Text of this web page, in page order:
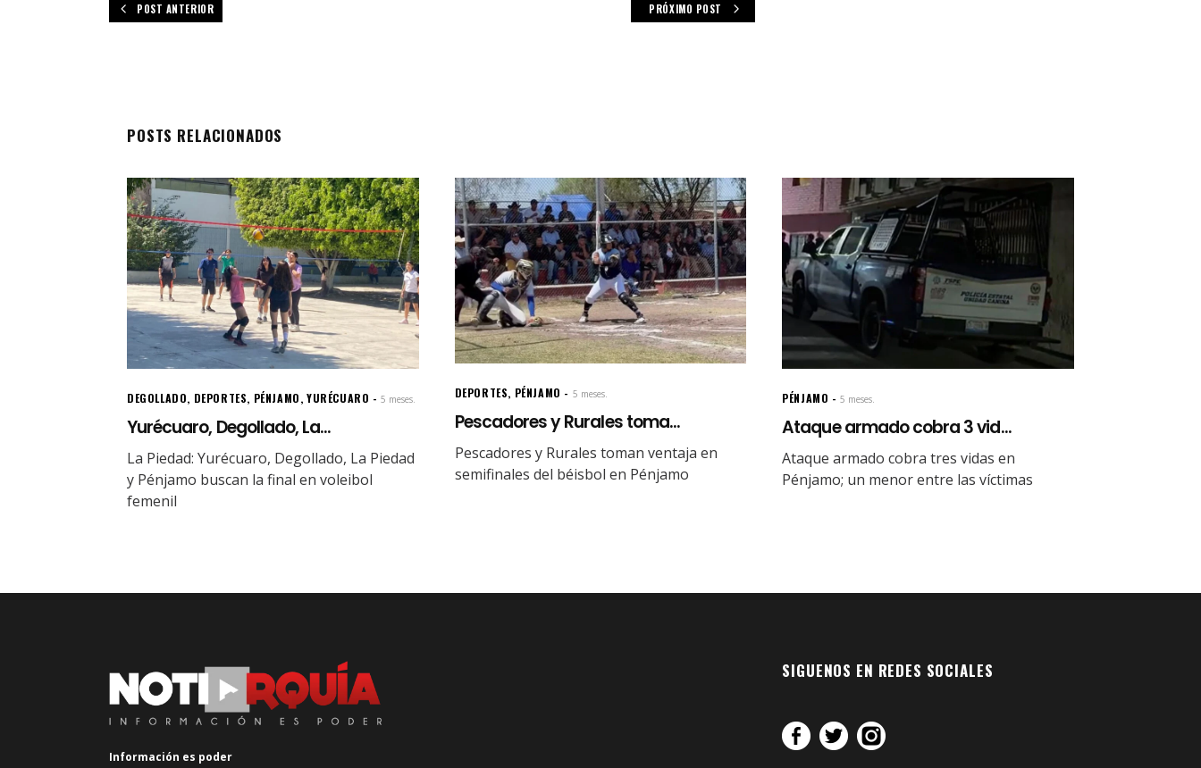
POST ANTERIOR PRÓXIMO POST
POSTS RELACIONADOS
DEGOLLADO, DEPORTES, PÉNJAMO,YURÉCUARO 5 meses.
Yurécuaro, Degollado, La...
La Piedad: Yurécuaro, Degollado, La Piedad
y Pénjamo buscan la final en voleibol
femenil
DEPORTES, PÉNJAMO 5 meses.
Pescadores y Rurales toma...
Pescadores y Rurales toman ventaja en
semifinales del béisbol en Pénjamo
PÉNJAMO 5 meses.
Ataque armado cobra 3 vid...
Ataque armado cobra tres vidas en
Pénjamo; un menor entre las víctimas
Información es poder
SIGUENOS EN REDES SOCIALES